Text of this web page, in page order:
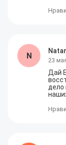
N 23
Дай
дело